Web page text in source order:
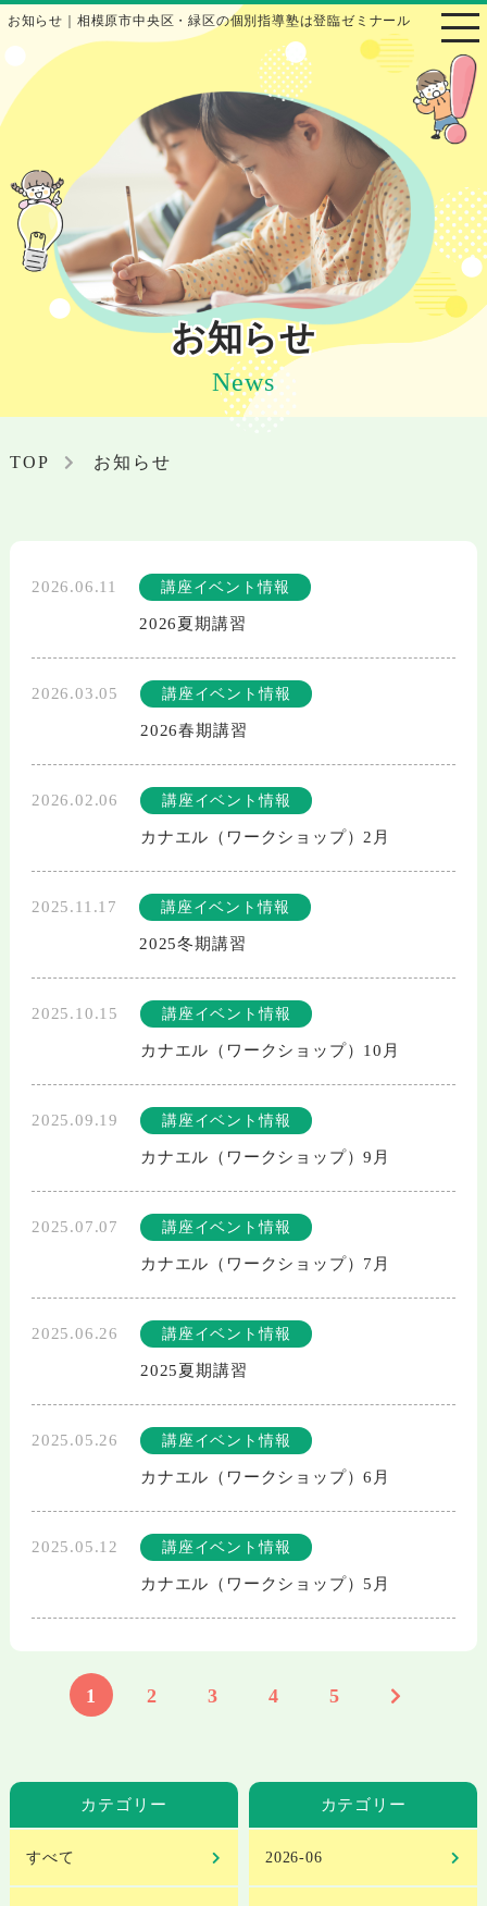
お知らせ｜相模原市中央区・緑区の個別指導塾は登臨ゼミナール
お知らせ
News
TOP お知らせ
2026.06.11 講座イベント情報
2026夏期講習
2026.03.05 講座イベント情報
2026春期講習
2026.02.06 講座イベント情報
カナエル（ワークショップ）2月
2025.11.17 講座イベント情報
2025冬期講習
2025.10.15 講座イベント情報
カナエル（ワークショップ）10月
2025.09.19 講座イベント情報
カナエル（ワークショップ）9月
2025.07.07 講座イベント情報
カナエル（ワークショップ）7月
2025.06.26 講座イベント情報
2025夏期講習
2025.05.26 講座イベント情報
カナエル（ワークショップ）6月
2025.05.12 講座イベント情報
カナエル（ワークショップ）5月
1 2 3 4 5
カテゴリー
すべて
カテゴリー
2026-06